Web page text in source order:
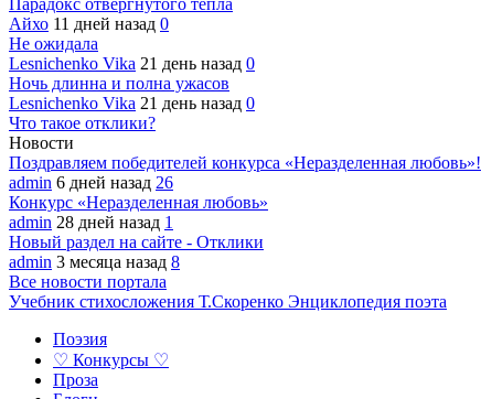
Парадокс отвергнутого тепла
Айхо 11 дней назад 0
Не ожидала
Lesnichenko Vika 21 день назад 0
Ночь длинна и полна ужасов
Lesnichenko Vika 21 день назад 0
Что такое отклики?
Новости
Поздравляем победителей конкурса «Неразделенная любовь»!
admin 6 дней назад 26
Конкурс «Неразделенная любовь»
admin 28 дней назад 1
Новый раздел на сайте - Отклики
admin 3 месяца назад 8
Все новости портала
Учебник стихосложения Т.Скоренко Энциклопедия поэта
Поэзия
♡ Конкурсы ♡
Проза